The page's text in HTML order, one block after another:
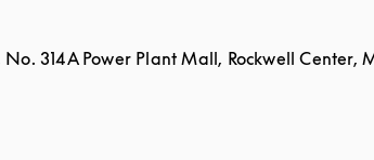
No. 314A Power Plant Mall, Rockwell Center,